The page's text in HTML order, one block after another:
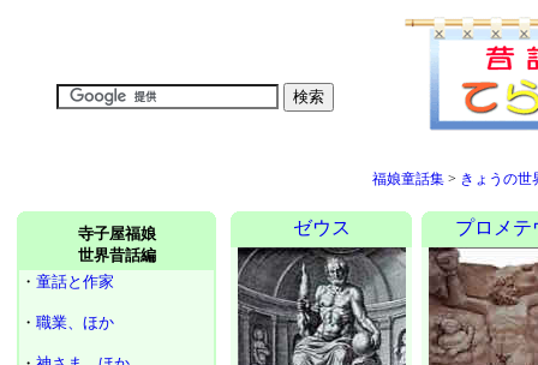
福娘童話集 > きょうの世
寺子屋福娘
世界昔話編
・ 童話と作家
・ 職業、ほか
ゼウス プロメテ